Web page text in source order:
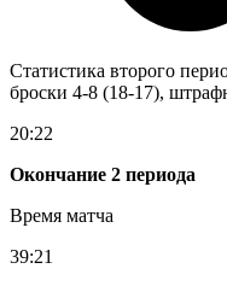
Статистика второго
броски 4-8 (18-17),
20:22
Окончание 2 периода
Время матча
39:21